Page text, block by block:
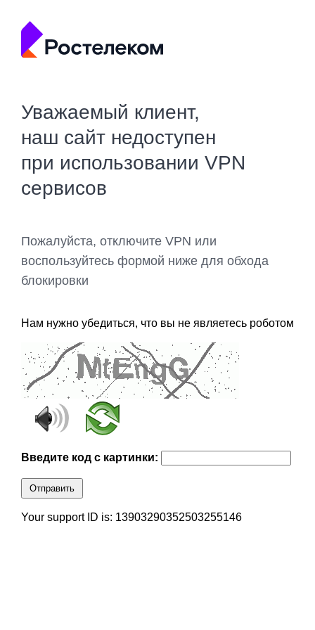
Уважаемый клиент,
наш сайт недоступен
при использовании VPN
сервисов
Пожалуйста, отключите VPN или
воспользуйтесь формой ниже для обхода
блокировки
Нам нужно убедиться, что вы не являетесь роботом
Введите код с картинки:
Отправить
Your support ID is: 13903290352503255146